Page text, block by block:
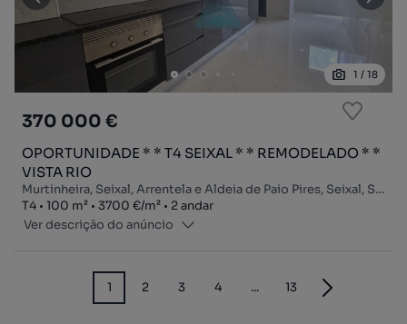
1 / 18
370 000 €
OPORTUNIDADE * * T4 SEIXAL * * REMODELADO * *
VISTA RIO
Murtinheira, Seixal, Arrentela e Aldeia de Paio Pires, Seixal, Setúbal
Tipologia
T4
Zona100 m²
Preço por metro quadrado
3700 €/m²
Andar
2 andar
Ver descrição do anúncio
1 2 3 4 ... 13